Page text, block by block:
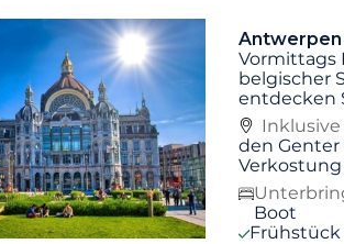
Antwerpen
Vormittags
belgischer
entdecken
den
Boot
Frühstück